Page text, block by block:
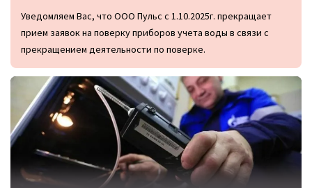
Уведомляем Вас, что ООО Пульс с 1.10.2025г. прекращает
прием заявок на поверку приборов учета воды в связи с
прекращением деятельности по поверке.